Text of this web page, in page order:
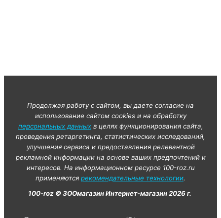
Продолжая работу с сайтом, вы даете согласие на
использование сайтом cookies и на обработку
персональных данныхв целях функционирования сайта,
проведения ретаргетинга, статистических исследований,
улучшения сервиса и предоставления релевантной
рекламной информации на основе ваших предпочтений и
интересов. На информационном ресурсе 100-roz.ru
применяются рекомендательные технологии.
100-roz © ЗООмагазин Интернет-магазин 2026 г.